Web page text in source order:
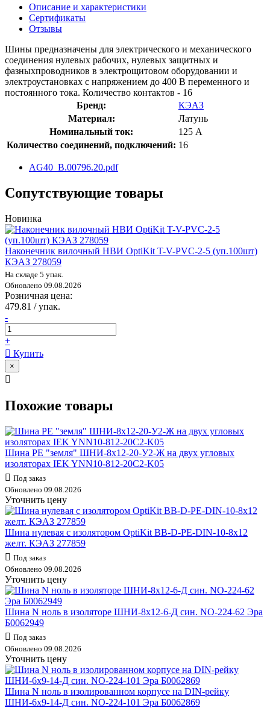
Описание и характеристики
Сертификаты
Отзывы
Шины предназначены для электрического и механического
соединения нулевых рабочих, нулевых защитных и
фазныхпроводников в электрощитовом оборудовании и
электроустановках с напряжением до 400 В переменного и
постоянного тока. Количество контактов - 16
Бренд:
КЭАЗ
Материал:
Латунь
Номинальный ток:
125 А
Количество соединений, подключений: 16
AG40_B.00796.20.pdf
Сопутствующие товары
Новинка
Наконечник вилочный НВИ OptiKit T-V-PVC-2-5 (уп.100шт)
КЭАЗ 278059
На складе 5 упак.
Обновлено 09.08.2026
Розничная цена:
479.81 / упак.
-
+
Купить
×
Похожие товары
Шина PE "земля" ШНИ-8х12-20-У2-Ж на двух угловых
изоляторах IEK YNN10-812-20C2-K05
Под заказ
Обновлено 09.08.2026
Уточнить цену
Шина нулевая с изолятором OptiKit BB-D-PE-DIN-10-8х12
желт. КЭАЗ 277859
Под заказ
Обновлено 09.08.2026
Уточнить цену
Шина N ноль в изоляторе ШНИ-8х12-6-Д син. NO-224-62 Эра
Б0062949
Под заказ
Обновлено 09.08.2026
Уточнить цену
Шина N ноль в изолированном корпусе на DIN-рейку
ШНИ-6х9-14-Д син. NO-224-101 Эра Б0062869